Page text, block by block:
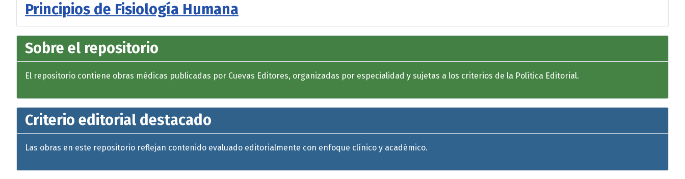
Principios de Fisiología Humana
Sobre el repositorio
El repositorio contiene obras médicas publicadas por Cuevas Editores, organizadas por especialidad y sujetas a los criterios de la Política Editorial.
Criterio editorial destacado
Las obras en este repositorio reflejan contenido evaluado editorialmente con enfoque clínico y académico.